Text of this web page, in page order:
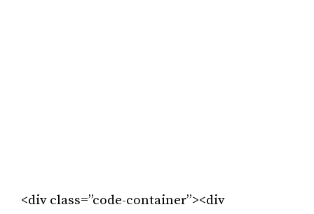
<div class=”code-container”><div